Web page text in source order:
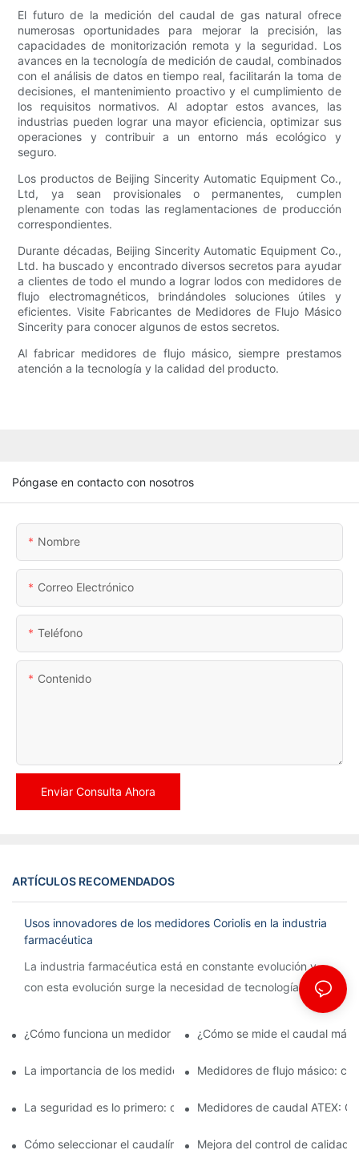
El futuro de la medición del caudal de gas natural ofrece
numerosas oportunidades para mejorar la precisión, las
capacidades de monitorización remota y la seguridad. Los
avances en la tecnología de medición de caudal, combinados
con el análisis de datos en tiempo real, facilitarán la toma de
decisiones, el mantenimiento proactivo y el cumplimiento de
los requisitos normativos. Al adoptar estos avances, las
industrias pueden lograr una mayor eficiencia, optimizar sus
operaciones y contribuir a un entorno más ecológico y
seguro.
Los productos de Beijing Sincerity Automatic Equipment Co.,
Ltd, ya sean provisionales o permanentes, cumplen
plenamente con todas las reglamentaciones de producción
correspondientes.
Durante décadas, Beijing Sincerity Automatic Equipment Co.,
Ltd. ha buscado y encontrado diversos secretos para ayudar
a clientes de todo el mundo a lograr lodos con medidores de
flujo electromagnéticos, brindándoles soluciones útiles y
eficientes. Visite Fabricantes de Medidores de Flujo Másico
Sincerity para conocer algunos de estos secretos.
Al fabricar medidores de flujo másico, siempre prestamos
atención a la tecnología y la calidad del producto.
Póngase en contacto con nosotros
Nombre
Correo Electrónico
Teléfono
Contenido
Enviar Consulta Ahora
ARTÍCULOS RECOMENDADOS
Usos innovadores de los medidores Coriolis en la industria
farmacéutica
La industria farmacéutica está en constante evolución y
con esta evolución surge la necesidad de tecnología
precisión.
¿Cómo funciona un medidor de caudal Coriolis?
¿Cómo se mide el caudal
La importancia de los medidores de flujo másico en la
Medidores de flujo másico:
La seguridad es lo primero: comprensión de los caudalímetros
Medidores de caudal ATEX:
Cómo seleccionar el caudalímetro ATEX adecuado para
Mejora del control de calidad